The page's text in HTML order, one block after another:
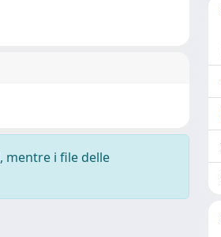
, mentre i file delle